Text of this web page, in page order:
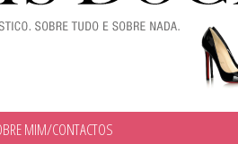
MIM/CONTACTOS